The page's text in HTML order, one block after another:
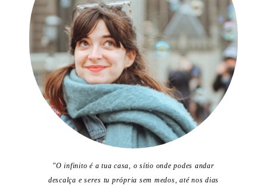
"O infinito é a tua casa, o sítio onde podes andar
descalça e seres tu própria sem medos, até nos dias